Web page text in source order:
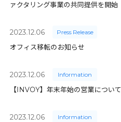
ァクタリング事業の共同提供を開始
2023.12.06 Press Release
オフィス移転のお知らせ
2023.12.06 Information
【INVOY】年末年始の営業について
2023.12.06 Information